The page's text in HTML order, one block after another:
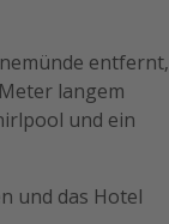
entfernt,
langem
und ein
und das Hotel